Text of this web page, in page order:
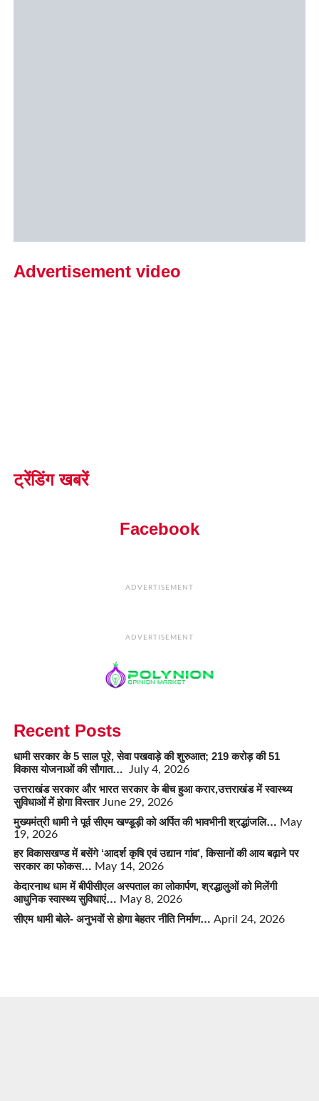
Advertisement video
ट्रेंडिंग खबरें
Facebook
ADVERTISEMENT
ADVERTISEMENT
Recent Posts
धामी सरकार के 5 साल पूरे, सेवा पखवाड़े की शुरुआत; 219 करोड़ की 51
विकास योजनाओं की सौगात…
July 4, 2026
उत्तराखंड सरकार और भारत सरकार के बीच हुआ करार,उत्तराखंड में स्वास्थ्य
सुविधाओं में होगा विस्तार June 29, 2026
मुख्यमंत्री धामी ने पूर्व सीएम खण्डूड़ी को अर्पित की भावभीनी श्रद्धांजलि… May
19, 2026
हर विकासखण्ड में बसेंगे ‘आदर्श कृषि एवं उद्यान गांव’, किसानों की आय बढ़ाने पर
सरकार का फोकस… May 14, 2026
केदारनाथ धाम में बीपीसीएल अस्पताल का लोकार्पण, श्रद्धालुओं को मिलेंगी
आधुनिक स्वास्थ्य सुविधाएं… May 8, 2026
सीएम धामी बोले- अनुभवों से होगा बेहतर नीति निर्माण… April 24, 2026